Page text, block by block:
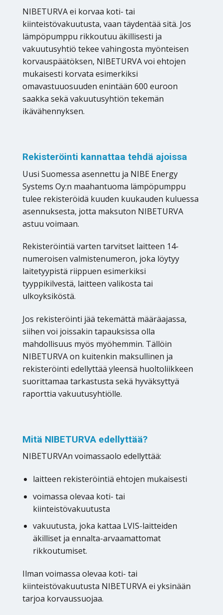
NIBETURVA ei korvaa koti- tai
kiinteistövakuutusta, vaan täydentää sitä. Jos
lämpöpumppu rikkoutuu äkillisesti ja
vakuutusyhtiö tekee vahingosta myönteisen
korvauspäätöksen, NIBETURVA voi ehtojen
mukaisesti korvata esimerkiksi
omavastuuosuuden enintään 600 euroon
saakka sekä vakuutusyhtiön tekemän
ikävähennyksen.
Rekisteröinti kannattaa tehdä ajoissa
Uusi Suomessa asennettu ja NIBE Energy
Systems Oy:n maahantuoma lämpöpumppu
tulee rekisteröidä kuuden kuukauden kuluessa
asennuksesta, jotta maksuton NIBETURVA
astuu voimaan.
Rekisteröintiä varten tarvitset laitteen 14-
numeroisen valmistenumeron, joka löytyy
laitetyypistä riippuen esimerkiksi
tyyppikilvestä, laitteen valikosta tai
ulkoyksiköstä.
Jos rekisteröinti jää tekemättä määräajassa,
siihen voi joissakin tapauksissa olla
mahdollisuus myös myöhemmin. Tällöin
NIBETURVA on kuitenkin maksullinen ja
rekisteröinti edellyttää yleensä huoltoliikkeen
suorittamaa tarkastusta sekä hyväksyttyä
raporttia vakuutusyhtiölle.
Mitä NIBETURVA edellyttää?
NIBETURVAn voimassaolo edellyttää:
laitteen rekisteröintiä ehtojen mukaisesti
voimassa olevaa koti- tai
kiinteistövakuutusta
vakuutusta, joka kattaa LVIS-laitteiden
äkilliset ja ennalta-arvaamattomat
rikkoutumiset.
Ilman voimassa olevaa koti- tai
kiinteistövakuutusta NIBETURVA ei yksinään
tarjoa korvaussuojaa.